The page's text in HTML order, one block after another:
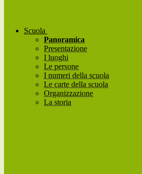
Scuola
Panoramica
Presentazione
I luoghi
Le persone
I numeri della scuola
Le carte della scuola
Organizzazione
La storia